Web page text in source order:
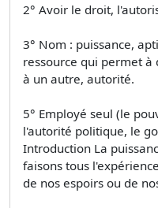
2° Avoir le droit,
3° Nom : puissance,
ressource qui permet
à un autre, autorité.
5° Employé seul (le
l'autorité politique, le
Introduction La
faisons tous
de nos espoirs ou de